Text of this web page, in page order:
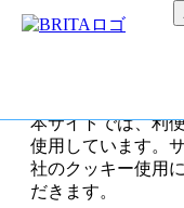
本サイトでは、利
使用しています。
社のクッキー使用
だきます。